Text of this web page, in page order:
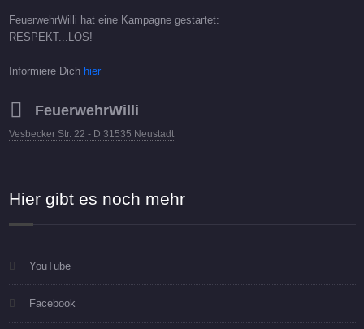
FeuerwehrWilli hat eine Kampagne gestartet:
RESPEKT...LOS!
Informiere Dich hier
FeuerwehrWilli
Vesbecker Str. 22 - D 31535 Neustadt
Hier gibt es noch mehr
YouTube
Facebook